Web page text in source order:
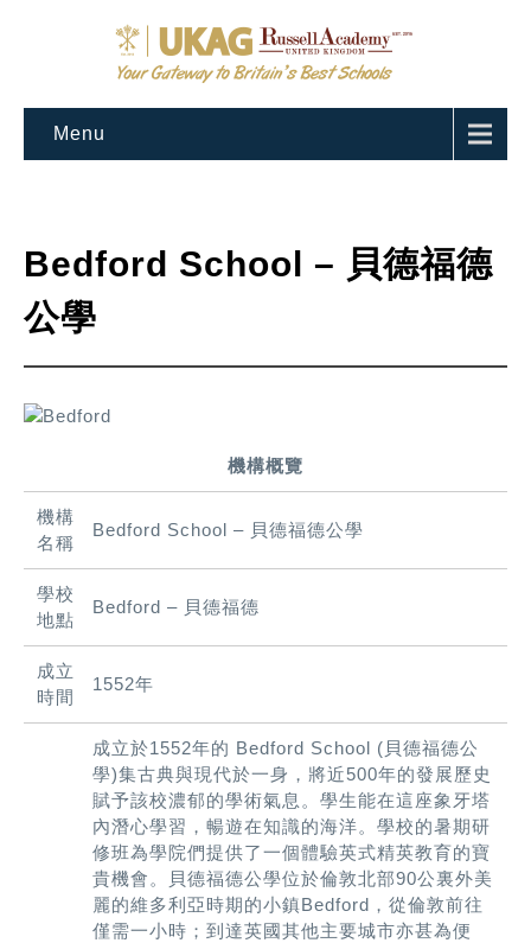
Menu
Bedford School – 貝德福德
公學
機構概覽
機構
名稱
Bedford School – 貝德福德公學
學校
地點
Bedford – 貝德福德
成立
時間
1552年
成立於1552年的 Bedford School (貝德福德公
學)集古典與現代於一身，將近500年的發展歷史
賦予該校濃郁的學術氣息。學生能在這座象牙塔
內潛心學習，暢遊在知識的海洋。學校的暑期研
修班為學院們提供了一個體驗英式精英教育的寶
貴機會。貝德福德公學位於倫敦北部90公裏外美
麗的維多利亞時期的小鎮Bedford，從倫敦前往
僅需一小時；到達英國其他主要城市亦甚為便